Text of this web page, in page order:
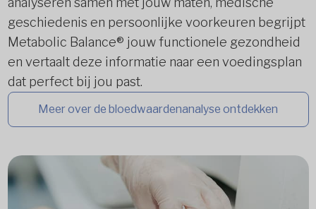
geschiedenis en persoonlijke voorkeuren begrijpt
Metabolic Balance® jouw functionele gezondheid
en vertaalt deze informatie naar een voedingsplan
dat perfect bij jou past.
Meer over de bloedwaardenanalyse ontdekken